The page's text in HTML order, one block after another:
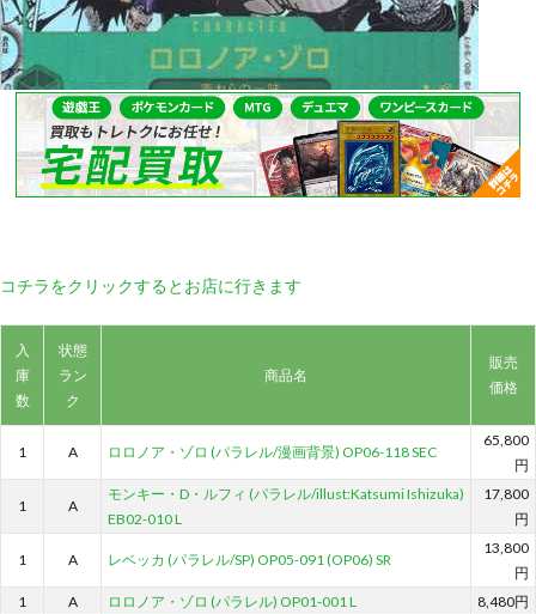
コチラをクリックするとお店に行きます
入
庫
数
状態
ラン
ク
商品名
販売
価格
1 A ロロノア・ゾロ (パラレル/漫画背景) OP06-118 SEC
65,800
円
1 A
モンキー・D・ルフィ (パラレル/illust:Katsumi Ishizuka)
EB02-010 L
17,800
円
1 A レベッカ (パラレル/SP) OP05-091 (OP06) SR
13,800
円
1
A ロロノア・ゾロ (パラレル) OP01-001 L
8,480円